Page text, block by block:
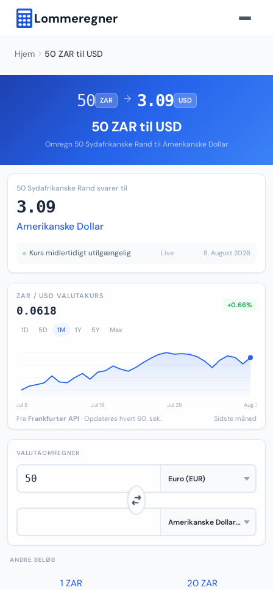
Lommeregner
Hjem 50 ZAR til USD
50 ZAR → 3.09 USD
50 ZAR til USD
Omregn 50 Sydafrikanske Rand til Amerikanske Dollar
50 Sydafrikanske Rand svarer til
3.09
Amerikanske Dollar
Kurs midlertidigt utilgængelig Live 8. August 2026
ZAR / USD VALUTAKURS
0.0618 +0.66%
1D 5D 1M 1Y 5Y Max
Fra Frankfurter API · Opdateres hvert 60. sek. Sidste måned
VALUTAOMREGNER
ANDRE BELØB
1 ZAR
20 ZAR